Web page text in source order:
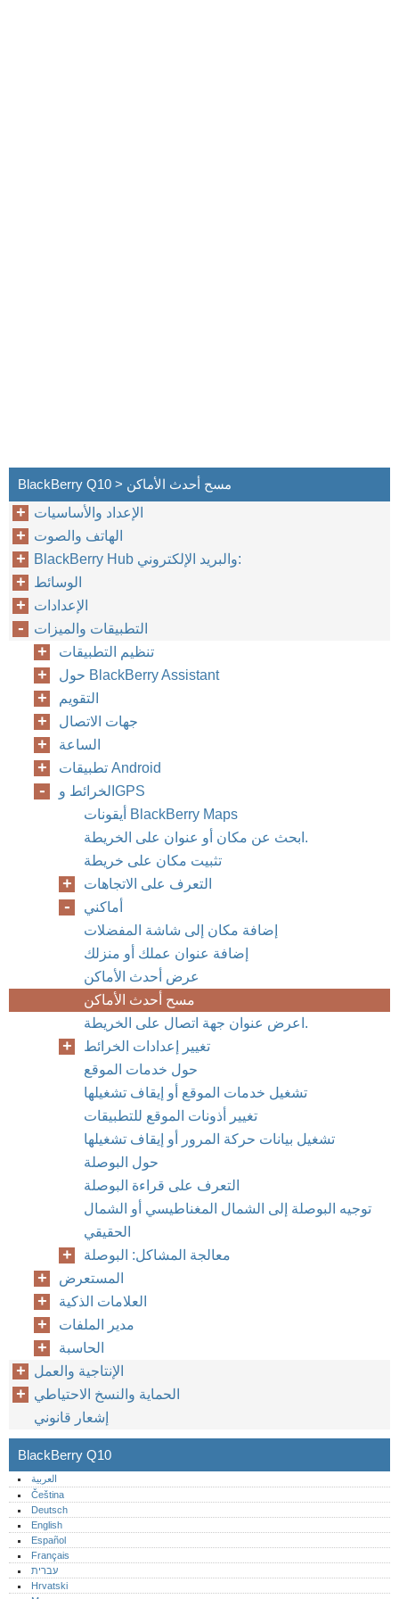
BlackBerry Q10 > مسح أحدث الأماكن
الإعداد والأساسيات
الهاتف والصوت
BlackBerry Hub والبريد الإلكتروني:
الوسائط
الإعدادات
التطبيقات والميزات
تنظيم التطبيقات
حول BlackBerry Assistant
التقويم
جهات الاتصال
الساعة
تطبيقات Android
الخرائط وGPS
أيقونات BlackBerry Maps
ابحث عن مكان أو عنوان على الخريطة.
تثبيت مكان على خريطة
التعرف على الاتجاهات
أماكني
إضافة مكان إلى شاشة المفضلات
إضافة عنوان عملك أو منزلك
عرض أحدث الأماكن
مسح أحدث الأماكن
اعرض عنوان جهة اتصال على الخريطة.
تغيير إعدادات الخرائط
حول خدمات الموقع
تشغيل خدمات الموقع أو إيقاف تشغيلها
تغيير أذونات الموقع للتطبيقات
تشغيل بيانات حركة المرور أو إيقاف تشغيلها
حول البوصلة
التعرف على قراءة البوصلة
توجيه البوصلة إلى الشمال المغناطيسي أو الشمال
الحقيقي
معالجة المشاكل: البوصلة
المستعرض
العلامات الذكية
مدير الملفات
الحاسبة
الإنتاجية والعمل
الحماية والنسخ الاحتياطي
إشعار قانوني
BlackBerry Q10
العربية
Čeština
Deutsch
English
Español
Français
עברית
Hrvatski